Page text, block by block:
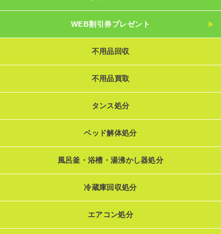
WEB割引券プレゼント
不用品回収
不用品買取
タンス処分
ベッド解体処分
風呂釜・浴槽・湯沸かし器処分
冷蔵庫回収処分
エアコン処分